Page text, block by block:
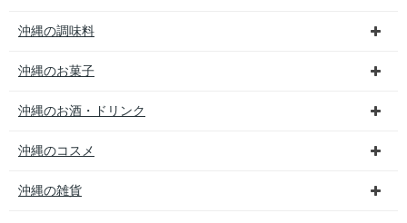
沖縄の調味料
沖縄のお菓子
沖縄のお酒・ドリンク
沖縄のコスメ
沖縄の雑貨